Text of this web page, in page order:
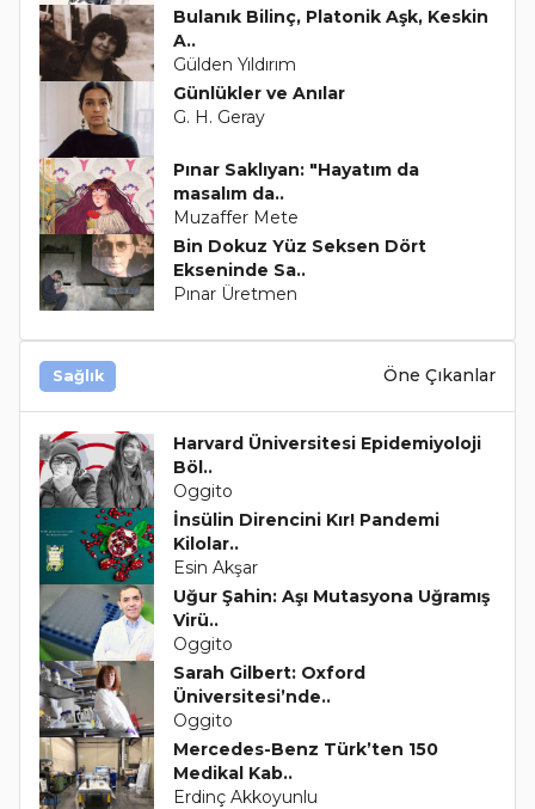
Bulanık Bilinç, Platonik Aşk, Keskin
A..
Gülden Yıldırım
Günlükler ve Anılar
G. H. Geray
Pınar Saklıyan: "Hayatım da
masalım da..
Muzaffer Mete
Bin Dokuz Yüz Seksen Dört
Ekseninde Sa..
Pınar Üretmen
Sağlık Öne Çıkanlar
Harvard Üniversitesi Epidemiyoloji
Böl..
Oggito
İnsülin Direncini Kır! Pandemi
Kilolar..
Esin Akşar
Uğur Şahin: Aşı Mutasyona Uğramış
Virü..
Oggito
Sarah Gilbert: Oxford
Üniversitesi’nde..
Oggito
Mercedes-Benz Türk’ten 150
Medikal Kab..
Erdinç Akkoyunlu